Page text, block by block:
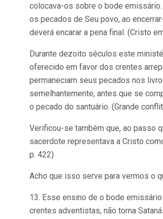
colocava-os sobre o bode
os pecados de Seu povo, ao
deverá encarar a pena final. (Cristo
Durante dezoito séculos este
oferecido em favor dos crentes
permaneciam seus pecados nos
semelhantemente, antes que se
o pecado do santuário. (Grande
Verificou-se também que, ao passo
sacerdote representava a Cristo
p. 422)
Acho que isso serve para vermos o
13. Esse ensino de o bode
crentes adventistas, não torna